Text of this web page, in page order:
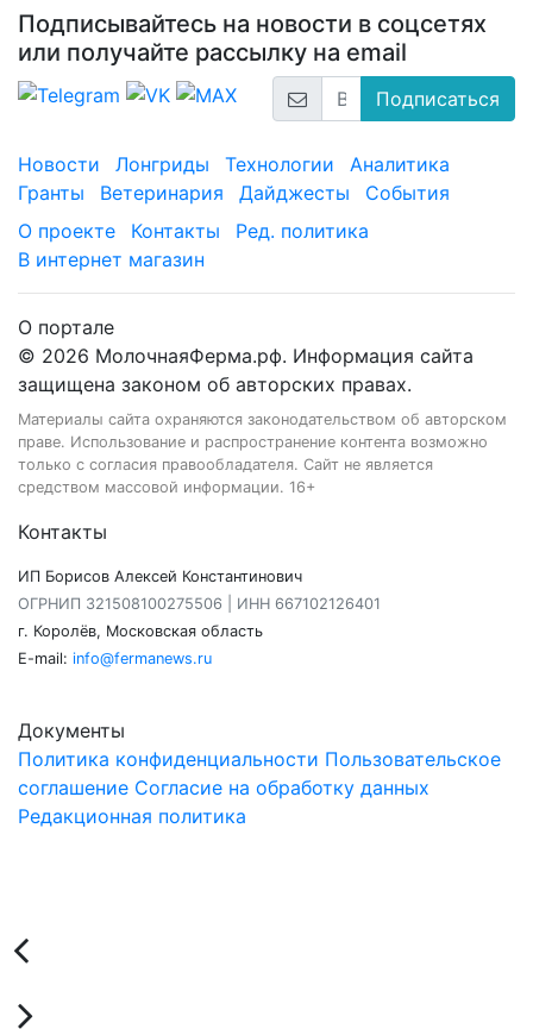
Подписывайтесь на новости в соцсетях
или получайте рассылку на email
Подписаться
Новости Лонгриды Технологии
Аналитика
Гранты
Ветеринария Дайджесты
События
О проекте
Контакты
Ред. политика
В интернет магазин
О портале
© 2026 МолочнаяФерма.рф. Информация сайта
защищена законом об авторских правах.
Материалы сайта охраняются законодательством об авторском
праве. Использование и распространение контента возможно
только с согласия правообладателя. Сайт не является
средством массовой информации. 16+
Контакты
ИП Борисов Алексей Константинович
ОГРНИП 321508100275506 | ИНН 667102126401
г. Королёв, Московская область
E-mail: info@fermanews.ru
Документы
Политика конфиденциальности Пользовательское
соглашение Согласие на обработку данных
Редакционная политика